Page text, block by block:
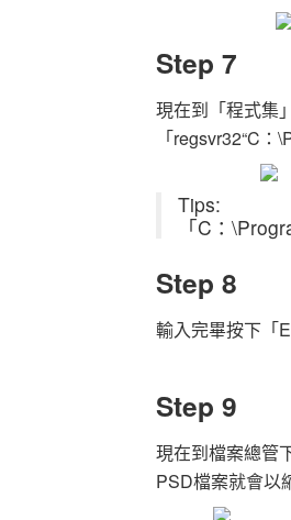
Step 7
現在到「程式集
「regsvr32“C
Tips:
「C：
Step 8
輸入完畢按下「
Step 9
現在到檔案總管
PSD檔案就會以